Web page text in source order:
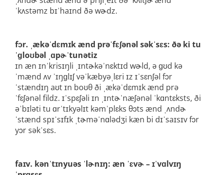
ˈkʌstəmz bɪˈhaɪnd ðə wɚdz.
fɔr. ˌækəˈdɛmɪk ænd prəˈfɛʃənəl səkˈsɛs: ðə ki tu
ˈɡloʊbəl ˌɑpɚˈtunətiz
ɪn æn ɪnˈkrisɪŋli ˌɪntɚkəˈnɛktɪd wɚld, ə ɡʊd kə
ˈmænd ʌv ˈɪŋɡlɪʃ vəˈkæbyəˌlɛri ɪz ɪˈsɛnʃəl fɔr
ˈstændɪŋ aʊt ɪn boʊθ ði ˌækəˈdɛmɪk ænd prə
ˈfɛʃənəl fildz. ɪˈspɛʃəli ɪn ˌɪntɚˈnæʃənəl ˈkɑntɛksts, ði
əˈbɪləti tu ɑrˈtɪkyəlɪt kəmˈplɛks θɔts ænd ˌʌndɚ
ˈstænd spɪˈsɪfɪk ˌtɚməˈnɑlədʒi kæn bi dɪˈsaɪsɪv fɔr
yɔr səkˈsɛs.
faɪv. kənˈtɪnyuəs ˈlɚnɪŋ: æn ˈɛvɚ – ɪˈvɑlvɪŋ